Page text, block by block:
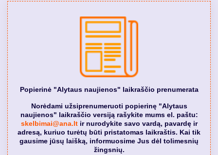
Popierinė "Alytaus naujienos" laikraščio prenumerata
Norėdami užsiprenumeruoti popierinę "Alytaus
naujienos" laikraščio versiją rašykite mums el. paštu:
skelbimai@ana.ltir nurodykite savo vardą, pavardę ir
adresą, kuriuo turėtų būti pristatomas laikraštis. Kai tik
gausime jūsų laišką, informuosime Jus dėl tolimesnių
žingsnių.